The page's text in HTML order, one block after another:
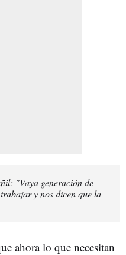
"Vaya generación de
y nos dicen que la
ahora lo que necesitan